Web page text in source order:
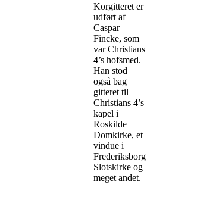
Korgitteret er
udført af
Caspar
Fincke, som
var Christians
4’s hofsmed.
Han stod
også bag
gitteret til
Christians 4’s
kapel i
Roskilde
Domkirke, et
vindue i
Frederiksborg
Slotskirke og
meget andet.